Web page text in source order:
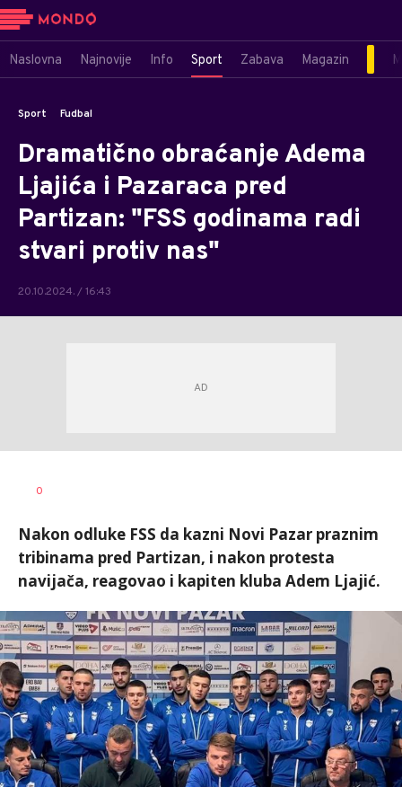
Naslovna Najnovije Info Sport Zabava Magazin
Sport Fudbal
Dramatično obraćanje Adema
Ljajića i Pazaraca pred
Partizan: "FSS godinama radi
stvari protiv nas"
20.10.2024. / 16:43
0
Nakon odluke FSS da kazni Novi Pazar praznim
tribinama pred Partizan, i nakon protesta
navijača, reagovao i kapiten kluba Adem Ljajić.